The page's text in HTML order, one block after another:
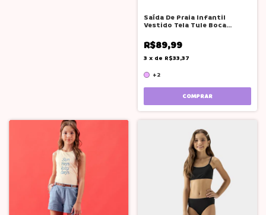
Saída De Praia Infantil
Vestido Tela Tule Boca
R$89,99
3 x de R$33,37
+2
COMPRAR